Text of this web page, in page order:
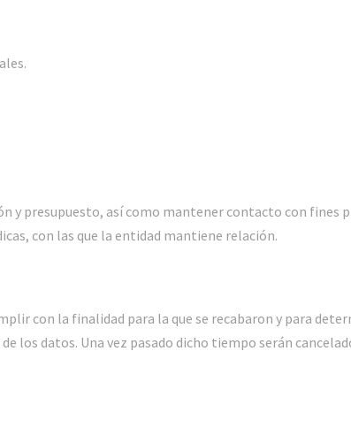
y presupuesto, así como mantener contacto con fines
con las que la entidad mantiene relación.
con la finalidad para la que se recabaron y para
los datos. Una vez pasado dicho tiempo serán